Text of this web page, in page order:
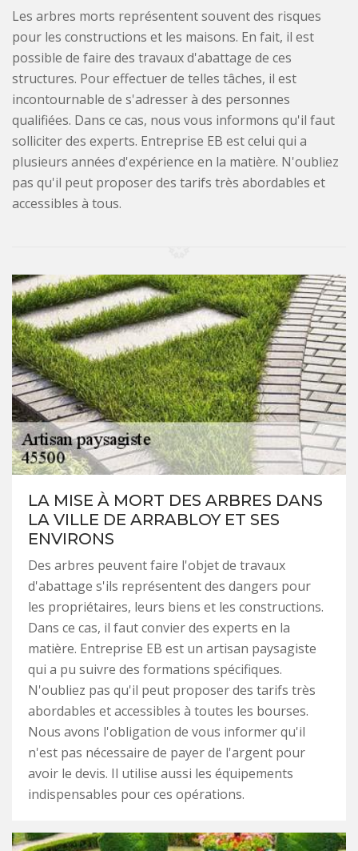
Les arbres morts représentent souvent des risques
pour les constructions et les maisons. En fait, il est
possible de faire des travaux d'abattage de ces
structures. Pour effectuer de telles tâches, il est
incontournable de s'adresser à des personnes
qualifiées. Dans ce cas, nous vous informons qu'il faut
solliciter des experts. Entreprise EB est celui qui a
plusieurs années d'expérience en la matière. N'oubliez
pas qu'il peut proposer des tarifs très abordables et
accessibles à tous.
LA MISE À MORT DES ARBRES DANS
LA VILLE DE ARRABLOY ET SES
ENVIRONS
Des arbres peuvent faire l'objet de travaux
d'abattage s'ils représentent des dangers pour
les propriétaires, leurs biens et les constructions.
Dans ce cas, il faut convier des experts en la
matière. Entreprise EB est un artisan paysagiste
qui a pu suivre des formations spécifiques.
N'oubliez pas qu'il peut proposer des tarifs très
abordables et accessibles à toutes les bourses.
Nous avons l'obligation de vous informer qu'il
n'est pas nécessaire de payer de l'argent pour
avoir le devis. Il utilise aussi les équipements
indispensables pour ces opérations.